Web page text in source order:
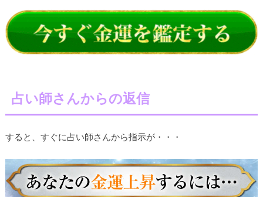
占い師さんからの返信
すると、すぐに占い師さんから指示が・・・